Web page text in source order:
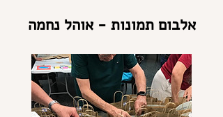
אלבום תמונות - אוהל נחמה